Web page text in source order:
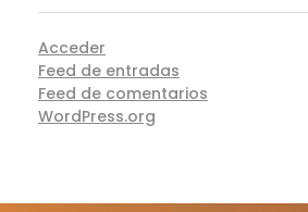
Acceder
Feed de entradas
Feed de comentarios
WordPress.org